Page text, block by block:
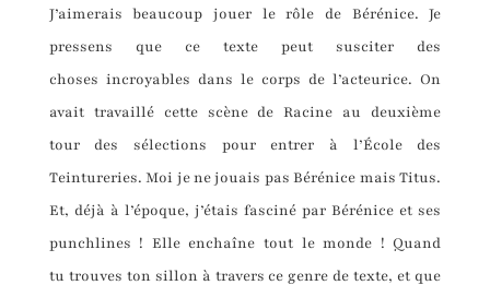
J’aimerais beaucoup jouer le rôle de Bérénice. Je
pressens que ce texte peut susciter des
choses incroyables dans le corps de l’acteurice. On
avait travaillé cette scène de Racine au deuxième
tour des sélections pour entrer à l’École des
Teintureries. Moi je ne jouais pas Bérénice mais Titus.
Et, déjà à l’époque, j’étais fasciné par Bérénice et ses
punchlines ! Elle enchaîne tout le monde ! Quand
tu trouves ton sillon à travers ce genre de texte, et que